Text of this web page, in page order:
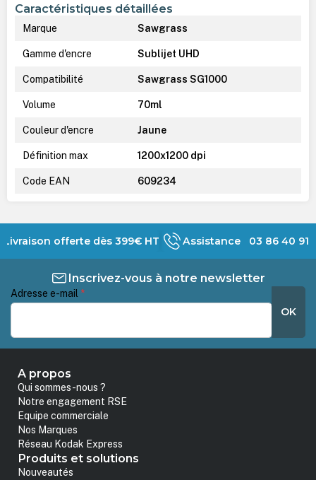
Caractéristiques détaillées
Marque Sawgrass
Gamme d'encre Sublijet UHD
Compatibilité Sawgrass SG1000
Volume 70ml
Couleur d'encre Jaune
Définition max 1200x1200 dpi
Code EAN 609234
Livraison offerte dès 399€ HT Assistance 03 86 40 91
Inscrivez-vous à notre newsletter
Adresse e-mail *
OK
A propos
Qui sommes-nous ?
Notre engagement RSE
Equipe commerciale
Nos Marques
Réseau Kodak Express
Produits et solutions
Nouveautés